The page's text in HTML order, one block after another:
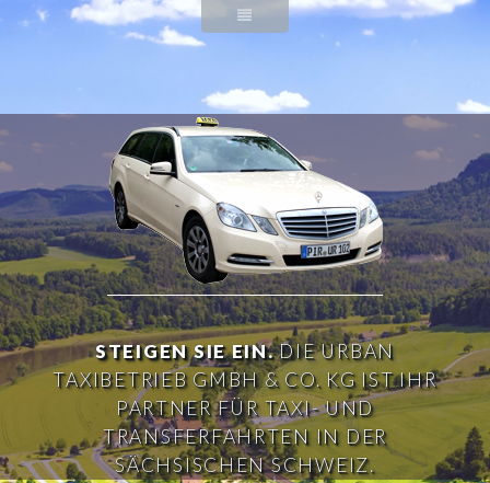
STEIGEN SIE EIN.DIE URBAN
TAXIBETRIEB GMBH & CO. KGIST IHR
PARTNER FÜR TAXI- UND
TRANSFERFAHRTENIN DER
SÄCHSISCHEN SCHWEIZ.